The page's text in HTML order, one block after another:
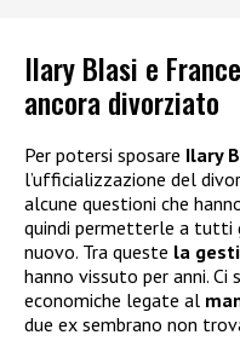
Ilary Blasi e
ancora divorziato
Per potersi sposare Ilary
l’ufficializzazione del
alcune questioni che
quindi permetterle a tutti
nuovo. Tra queste la
hanno vissuto per anni.
economiche legate al
due ex sembrano non